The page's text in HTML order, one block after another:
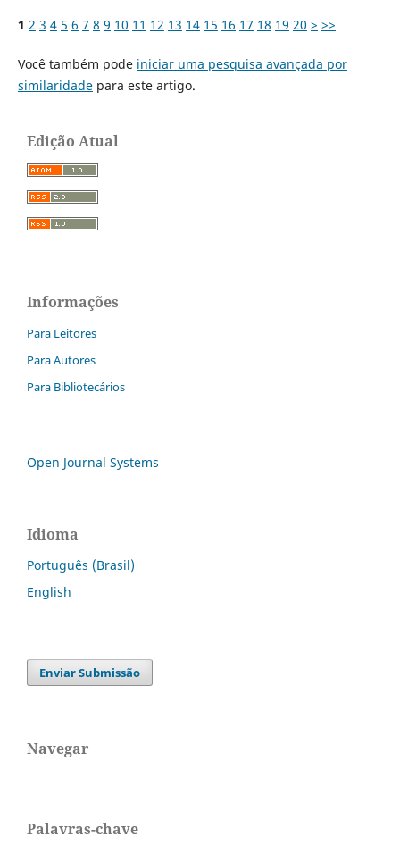
1 2 3 4 5 6 7 8 9 10 11 12 13 14 15 16 17 18 19 20 > >>
Você também pode iniciar uma pesquisa avançada por
similaridadepara este artigo.
Edição Atual
Informações
Para Leitores
Para Autores
Para Bibliotecários
Open Journal Systems
Idioma
Português (Brasil)
English
Enviar Submissão
Navegar
Palavras-chave